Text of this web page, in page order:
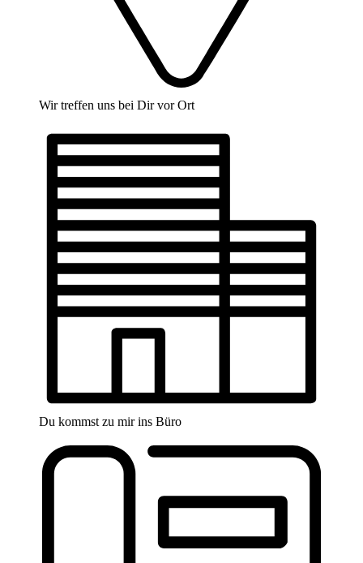
Wir treffen uns bei Dir vor Ort
Du kommst zu mir ins Büro